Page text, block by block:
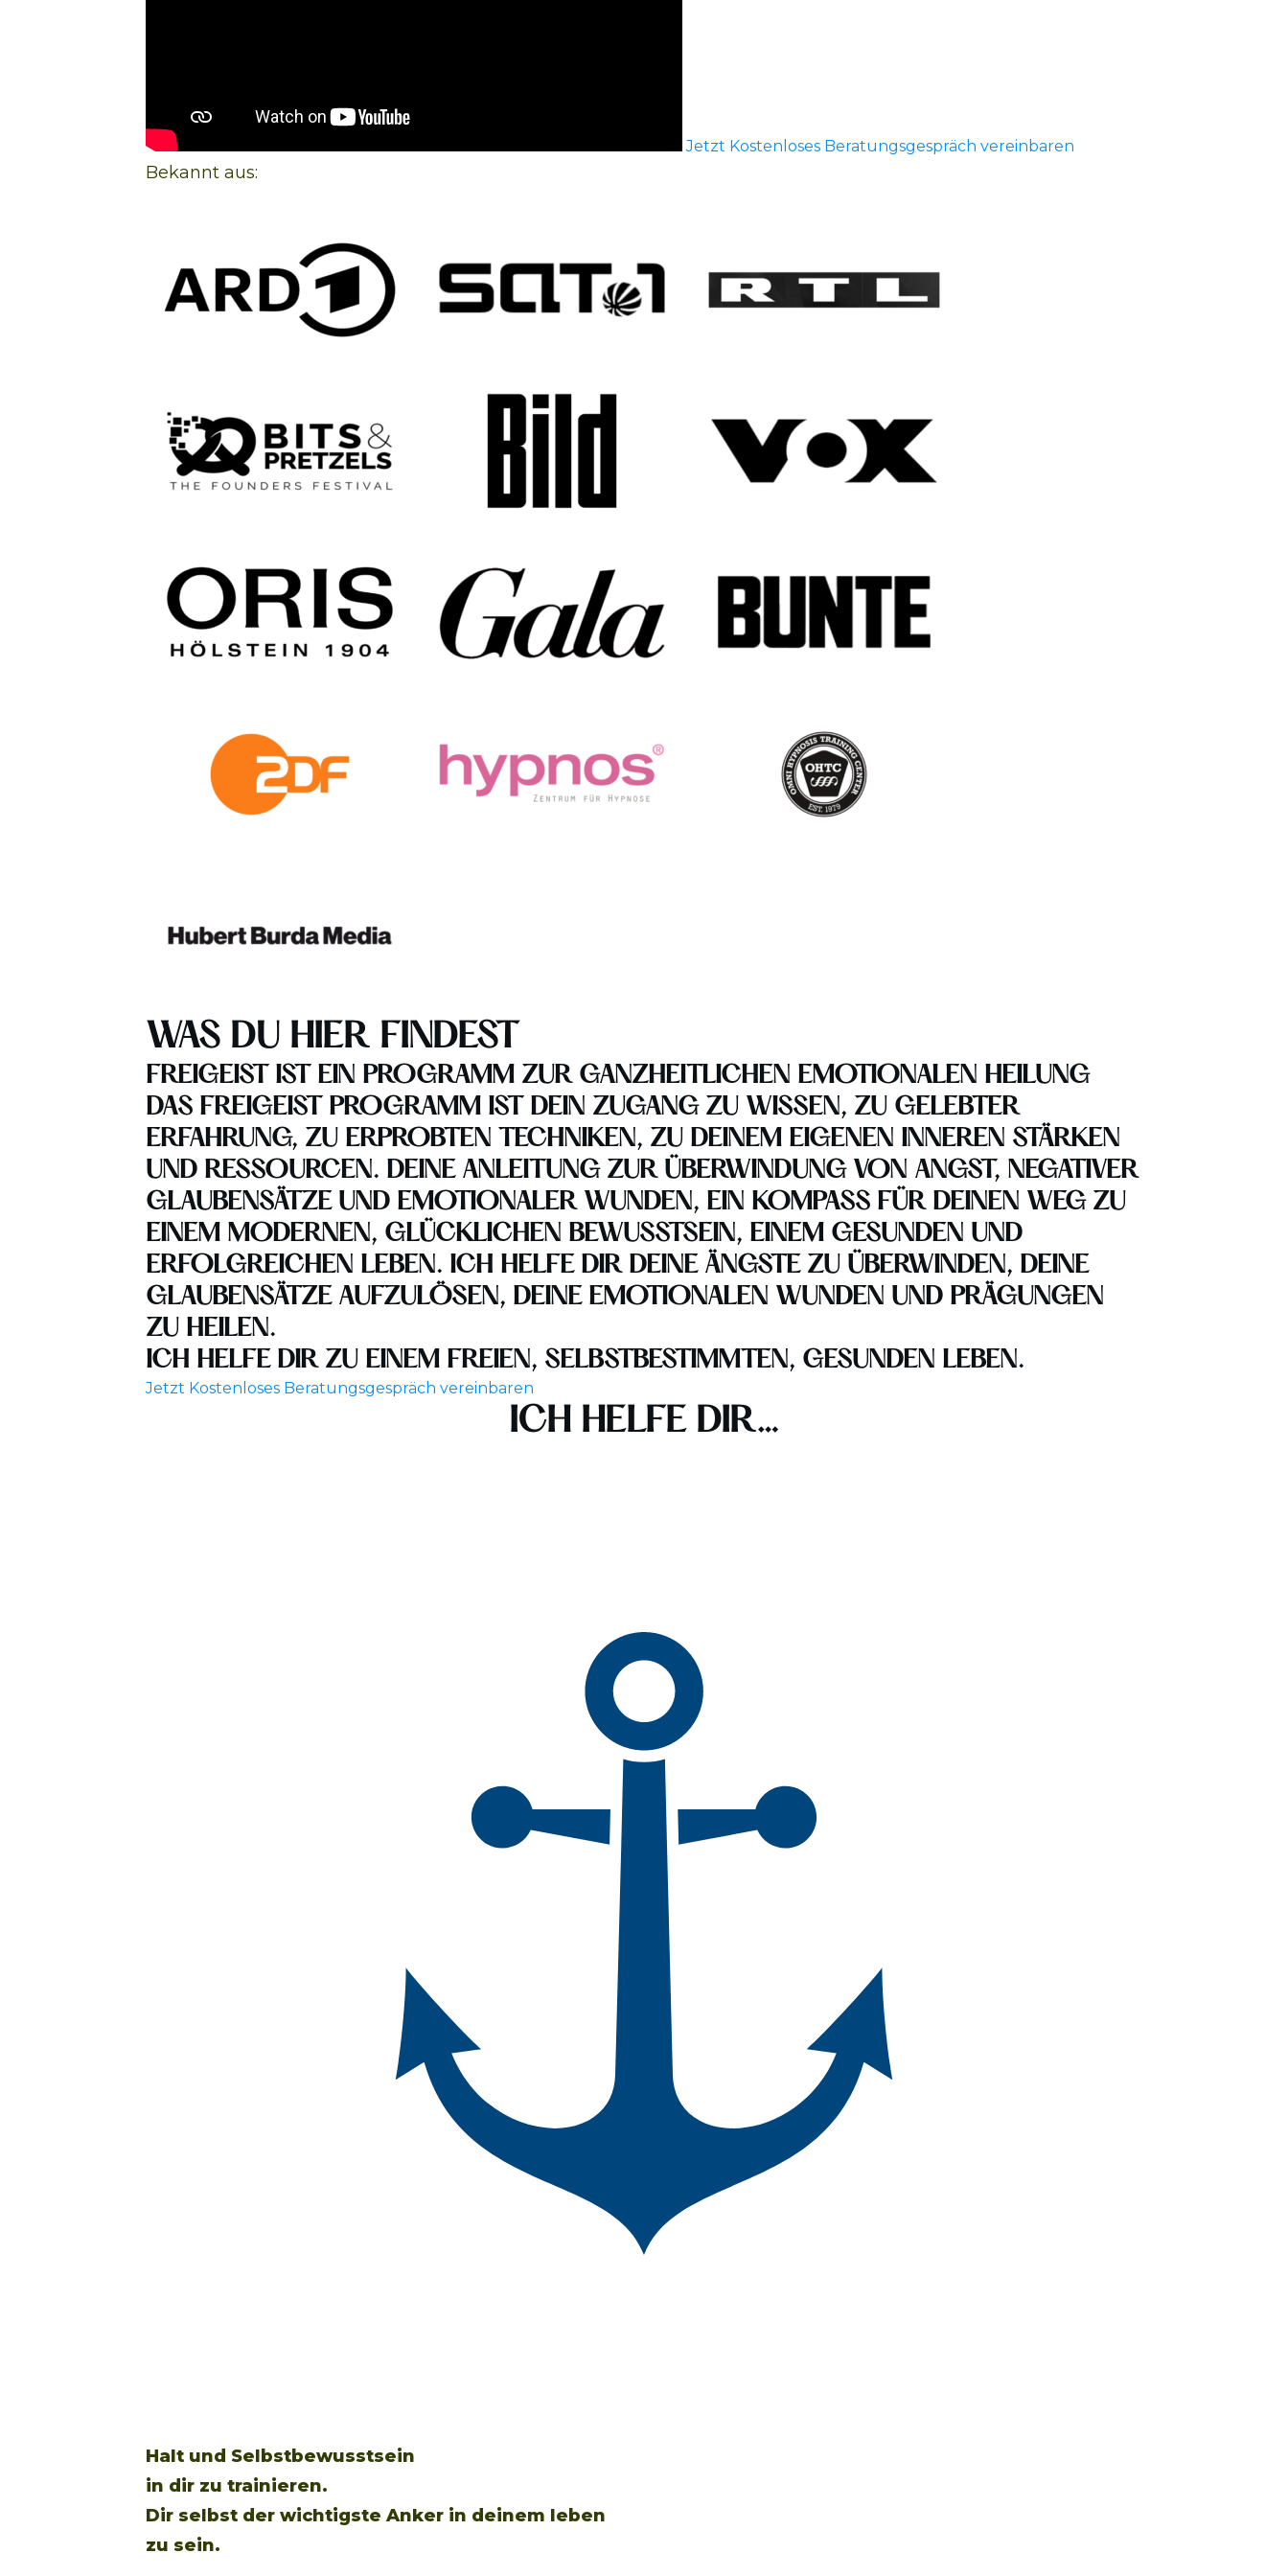
Jetzt Kostenloses Beratungsgespräch vereinbaren
Bekannt aus:
WAS DU HIER FINDEST
FREIGEIST IST EIN PROGRAMM ZUR GANZHEITLICHEN EMOTIONALEN HEILUNG
DAS FREIGEIST PROGRAMM IST DEIN ZUGANG ZU WISSEN, ZU GELEBTER
ERFAHRUNG, ZU ERPROBTEN TECHNIKEN, ZU DEINEM EIGENEN INNEREN STÄRKEN
UND RESSOURCEN. DEINEANLEITUNG ZUR ÜBERWINDUNG VON ANGST, NEGATIVER
GLAUBENSÄTZE UND EMOTIONALER WUNDEN, EIN KOMPASS FÜR DEINEN WEG ZU
EINEM MODERNEN, GLÜCKLICHEN BEWUSSTSEIN, EINEM GESUNDEN UND
ERFOLGREICHEN LEBEN. ICH HELFE DIR DEINE ÄNGSTE ZU ÜBERWINDEN, DEINE
GLAUBENSÄTZE AUFZULÖSEN, DEINE EMOTIONALEN WUNDEN UND PRÄGUNGEN
ZU HEILEN.
ICH HELFE DIR ZU EINEM FREIEN, SELBSTBESTIMMTEN, GESUNDEN LEBEN.
Jetzt Kostenloses Beratungsgespräch vereinbaren
ICH HELFE DIR…
Halt und Selbstbewusstsein
in dir zu trainieren.
Dir selbst der wichtigste Anker in deinem leben
zu sein.